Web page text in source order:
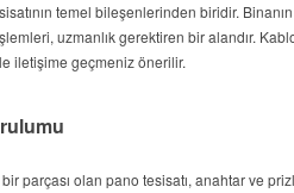
temel bileşenlerinden biridir. Binanın
uzmanlık gerektiren bir alandır.
iletişime geçmeniz önerilir.
bir parçası olan pano tesisatı, anahtar ve